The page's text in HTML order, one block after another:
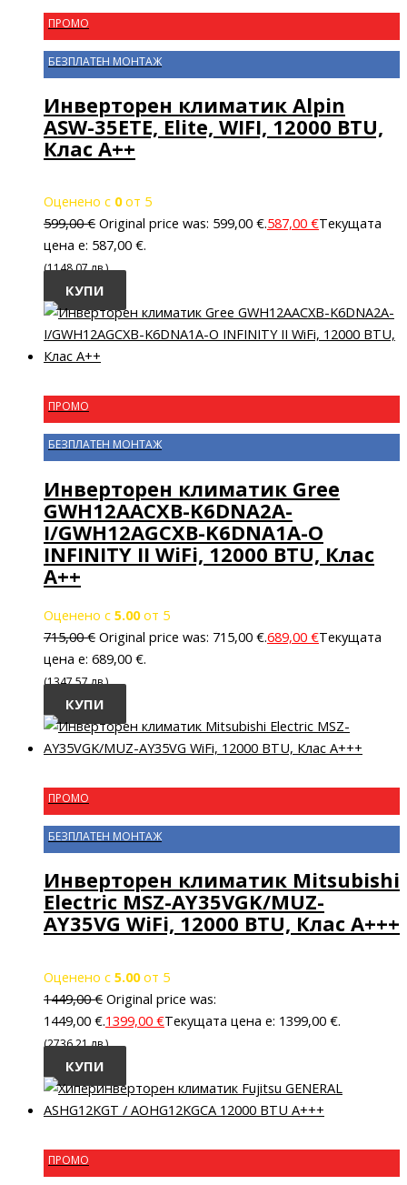
ПРОМО
БЕЗПЛАТЕН МОНТАЖ
Инверторен климатик Alpin
ASW-35ETE, Elite, WIFI, 12000 BTU,
Клас А++
Оценено с 0от 5
599,00€ Original price was: 599,00 €.587,00 €Текущата
цена е: 587,00 €.
(1148.07 лв.)
КУПИ
ПРОМО
БЕЗПЛАТЕН МОНТАЖ
Инверторен климатик Gree
GWH12AACXB-K6DNA2A-
I/GWH12AGCXB-K6DNA1A-O
INFINITY II WiFi, 12000 BTU, Клас
A++
Оценено с 5.00от 5
715,00€ Original price was: 715,00 €.689,00 €Текущата
цена е: 689,00 €.
(1347.57 лв.)
КУПИ
ПРОМО
БЕЗПЛАТЕН МОНТАЖ
Инверторен климатик Mitsubishi
Electric MSZ-AY35VGK/MUZ-
AY35VG WiFi, 12000 BTU, Клас A+++
Оценено с 5.00от 5
1449,00€ Original price was:
1449,00 €.1399,00 €Текущата цена е: 1399,00 €.
(2736.21 лв.)
КУПИ
ПРОМО